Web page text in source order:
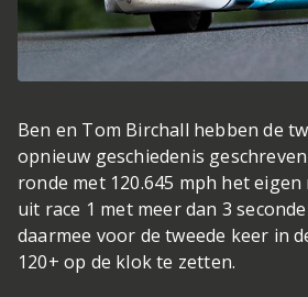
Ben en Tom Birchall hebben de
opnieuw geschiedenis
ronde met 120.645 mph het
uit race 1 met meer dan 3
daarmee voor de tweede keer in
120+ op de klok te zetten.